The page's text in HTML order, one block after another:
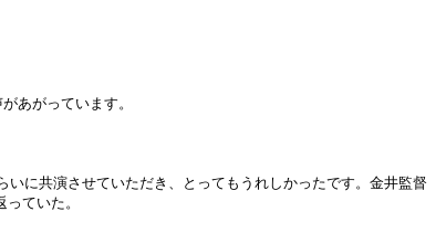
あがっています。
に共演させていただき、とってもうれしかったです。金井監督
ていた。